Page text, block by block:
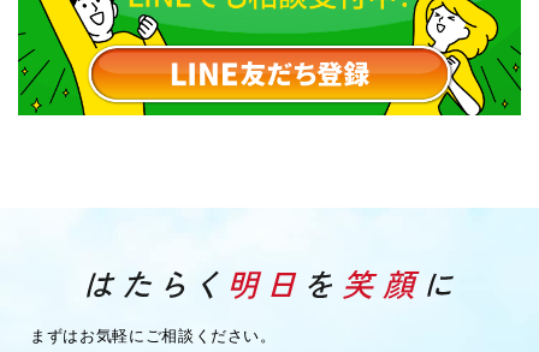
まずはお気軽にご相談ください。